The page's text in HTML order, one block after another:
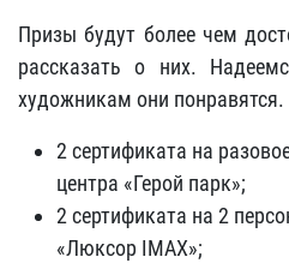
Призы будут более чем
рассказать о них.
художникам они понравятся.
2 сертификата на
центра «Герой парк»;
2 сертификата на 2
«Люксор IMAX»;